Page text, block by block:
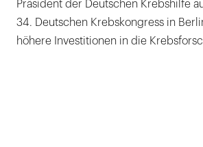
Präsident der Deutschen Krebshilfe
34. Deutschen Krebskongress in
höhere Investitionen in die